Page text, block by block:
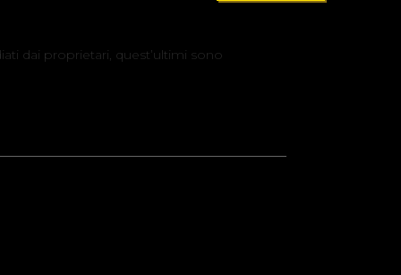
dai proprietari, quest’ultimi sono